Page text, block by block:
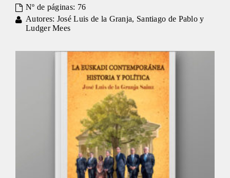
Nº de páginas: 76
Autores: José Luis de la Granja, Santiago de Pablo y
Ludger Mees